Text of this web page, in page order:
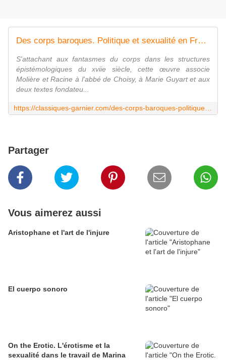
Des corps baroques. Politique et sexualité en France au xviie siècle
S'attachant aux fantasmes du corps dans les structures
épistémologiques du xviie siècle, cette œuvre associe
Molière et Racine à l'abbé de Choisy, à Marie Guyart et aux
deux textes fondateu...
Partager
Vous aimerez aussi
Aristophane et l'art de l'injure
El cuerpo sonoro
On the Erotic. L'érotisme et la
sexualité dans le travail de Marina